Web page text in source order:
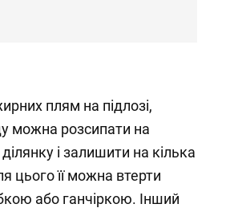
плям на підлозі,
можна розсипати на
і залишити на кілька
цього її можна втерти
або ганчіркою. Інший